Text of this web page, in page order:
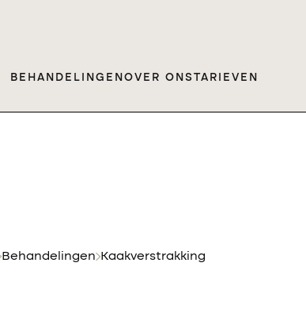
BEHANDELINGEN OVER ONS TARIEVEN
Behandelingen Kaakverstrakking